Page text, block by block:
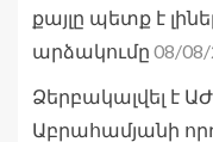
քայլը պետք է
արձակումը 08/08/
Ձերբակալվել է
Աբրահամյանի